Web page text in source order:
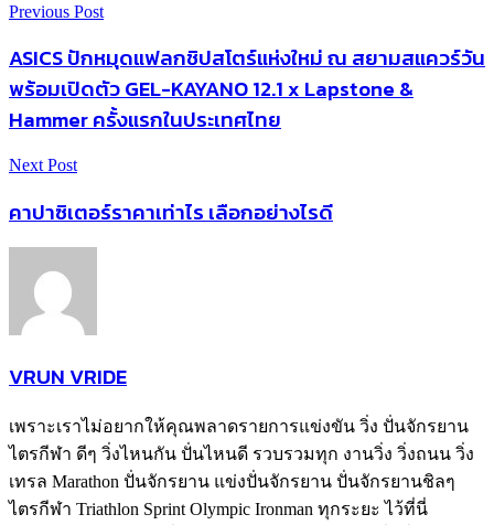
Previous Post
ASICS ปักหมุดแฟลกชิปสโตร์แห่งใหม่ ณ สยามสแควร์วัน
พร้อมเปิดตัว GEL-KAYANO 12.1 x Lapstone &
Hammer ครั้งแรกในประเทศไทย
Next Post
คาปาซิเตอร์ราคาเท่าไร เลือกอย่างไรดี
VRUN VRIDE
เพราะเราไม่อยากให้คุณพลาดรายการแข่งขัน วิ่ง ปั่นจักรยาน
ไตรกีฬา ดีๆ วิ่งไหนกัน ปั่นไหนดี รวบรวมทุก งานวิ่ง วิ่งถนน วิ่ง
เทรล Marathon ปั่นจักรยาน แข่งปั่นจักรยาน ปั่นจักรยานชิลๆ
ไตรกีฬา Triathlon Sprint Olympic Ironman ทุกระยะ ไว้ที่นี่